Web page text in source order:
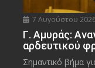
7 Αυγούστου
Γ. Αμυράς:
αρδευτικού
Σημαντικό βήμα